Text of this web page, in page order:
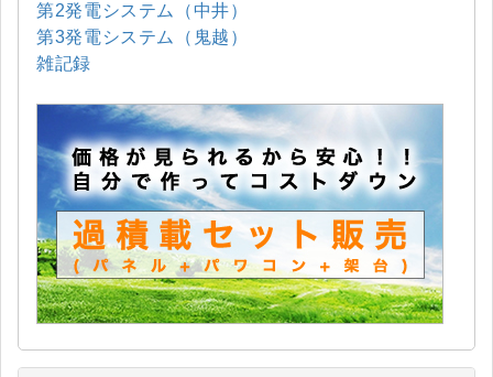
第2発電システム（中井）
第3発電システム（鬼越）
雑記録